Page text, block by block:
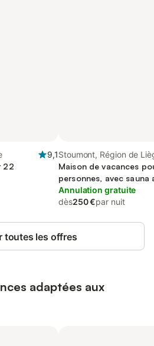
9,1
22
Stoumont, Région de
Maison de vacances
personnes, avec sauna
et piscine
Annulation gratuite
dès250 €par nuit
toutes les offres
adaptées aux